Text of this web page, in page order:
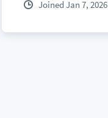
Joined Jan 7, 2026